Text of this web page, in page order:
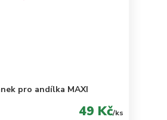
pro andílka MAXI
49 Kč/ks